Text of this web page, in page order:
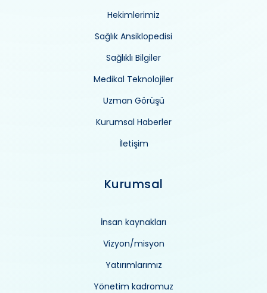
Hekimlerimiz
Sağlık Ansiklopedisi
Sağlıklı Bilgiler
Medikal Teknolojiler
Uzman Görüşü
Kurumsal Haberler
İletişim
Kurumsal
İnsan kaynakları
Vizyon/misyon
Yatırımlarımız
Yönetim kadromuz